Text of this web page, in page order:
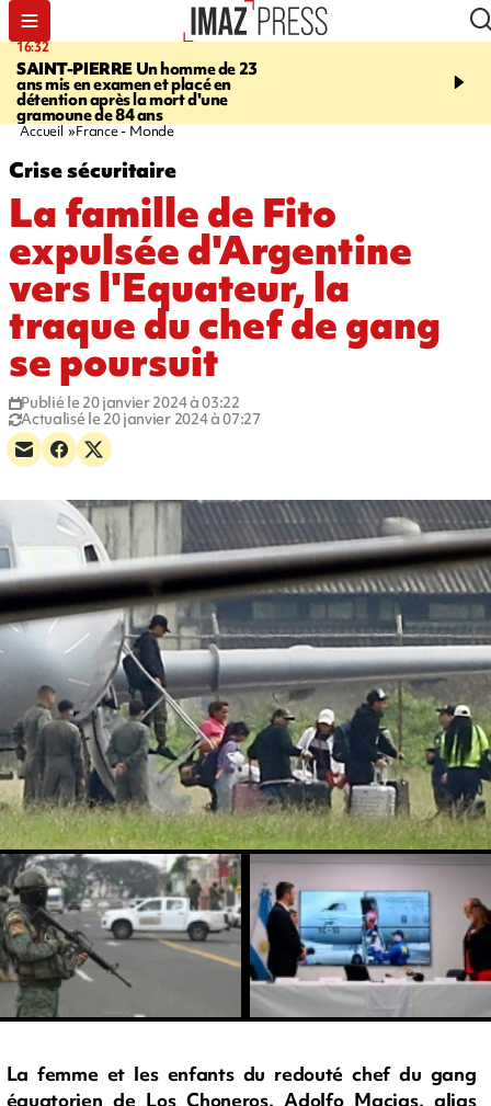
16:32
SAINT-PIERREUn homme de 23
ans mis en examen et placé en
détention après la mort d'une
gramoune de 84 ans
21:08
et Turquie scellent un
Accueil France - Monde
Crise sécuritaire
La famille de Fito
expulsée d'Argentine
vers l'Equateur, la
traque du chef de gang
se poursuit
Publié le 20 janvier 2024 à 03:22
Actualisé le 20 janvier 2024 à 07:27
La femme et les enfants du redouté chef du gang
équatorien de Los Choneros, Adolfo Macias, alias